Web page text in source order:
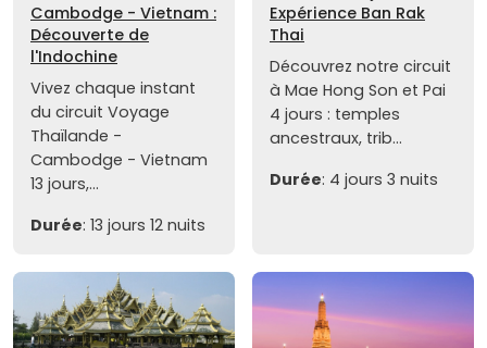
Cambodge - Vietnam :
Découverte de
l'Indochine
Vivez chaque instant
du circuit Voyage
Thaïlande -
Cambodge - Vietnam
13 jours,...
Durée: 13 jours 12 nuits
Expérience Ban Rak
Thai
Découvrez notre circuit
à Mae Hong Son et Pai
4 jours : temples
ancestraux, trib...
Durée: 4 jours 3 nuits